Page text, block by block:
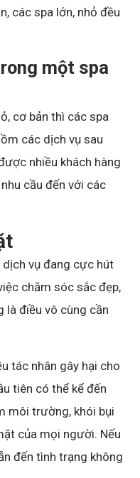
các spa lớn, nhỏ đều
một spa
cơ bản thì các spa
các dịch vụ sau
nhiều khách hàng
cầu đến với các
vụ đang cực hút
chăm sóc sắc đẹp,
là điều vô cùng cần
tác nhân gây hại cho
tiên có thể kể đến
môi trường, khói bụi
của mọi người. Nếu
đến tình trạng không